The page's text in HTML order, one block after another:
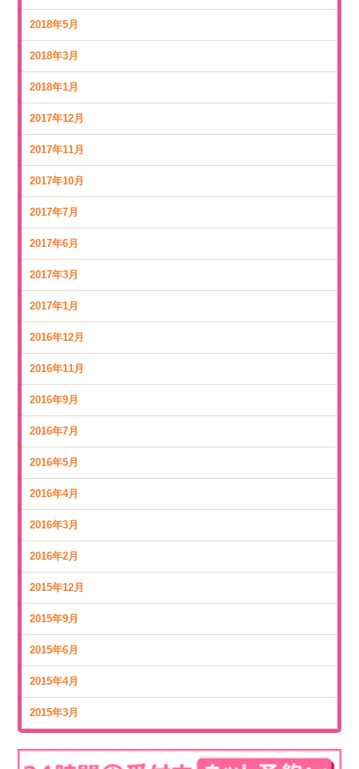
2018年5月
2018年3月
2018年1月
2017年12月
2017年11月
2017年10月
2017年7月
2017年6月
2017年3月
2017年1月
2016年12月
2016年11月
2016年9月
2016年7月
2016年5月
2016年4月
2016年3月
2016年2月
2015年12月
2015年9月
2015年6月
2015年4月
2015年3月